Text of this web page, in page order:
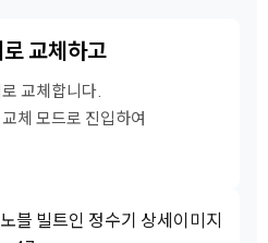
교체하고
교체합니다.
체 모드로 진입하여